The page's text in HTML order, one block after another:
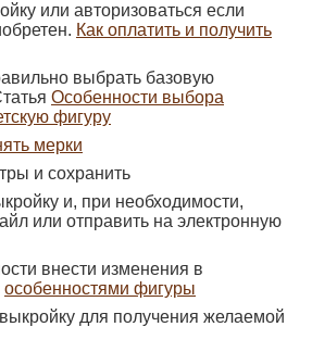
или авторизоваться если
Как оплатить и получить
выбрать базовую
Особенности выбора
фигуру
мерки
и сохранить
и, при необходимости,
или отправить на электронную
внести изменения в
особенностями фигуры
для получения желаемой